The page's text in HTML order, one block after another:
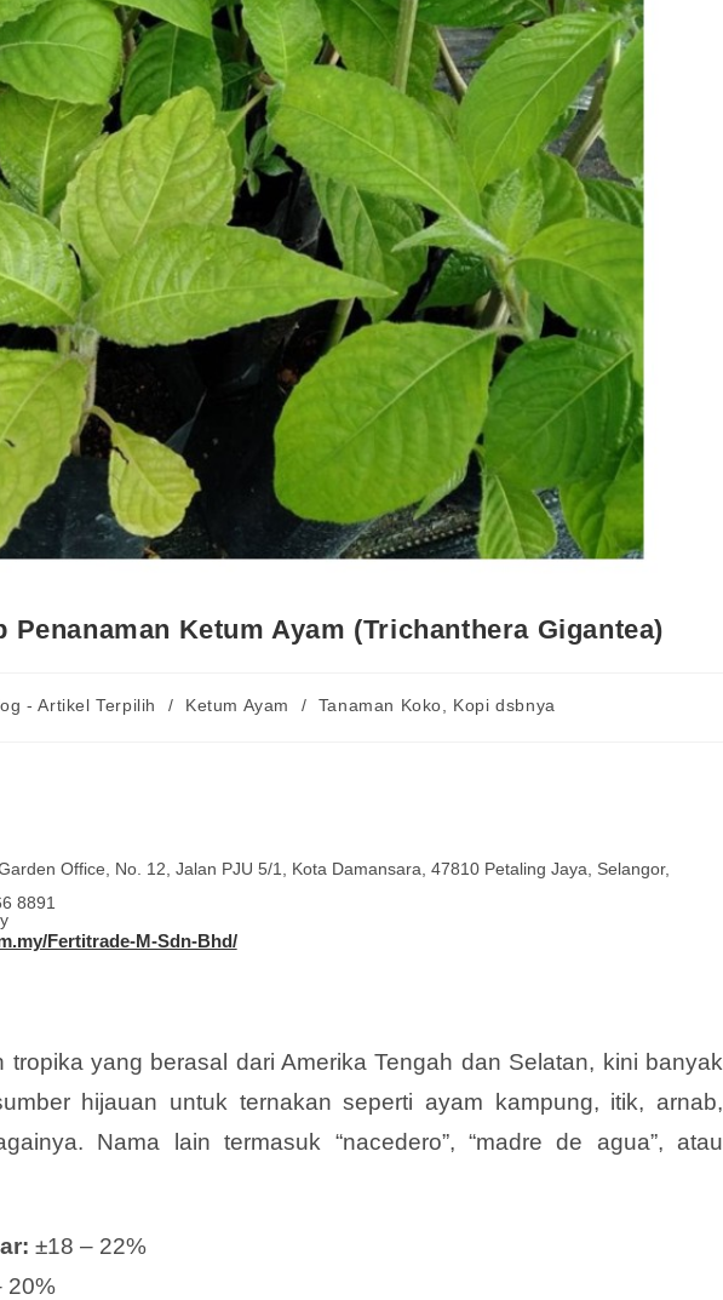
Penanaman Ketum Ayam (Trichanthera Gigantea)
- Artikel Terpilih / Ketum Ayam / Tanaman Koko, Kopi dsbnya
Office, No. 12, Jalan PJU 5/1, Kota Damansara, 47810 Petaling Jaya, Selangor,
8891
Fertitrade-M-Sdn-Bhd/
tropika yang berasal dari Amerika Tengah dan Selatan, kini banyak
hijauan untuk ternakan seperti ayam kampung, itik, arnab,
Nama lain termasuk “nacedero”, “madre de agua”, atau
±18 – 22%
20%